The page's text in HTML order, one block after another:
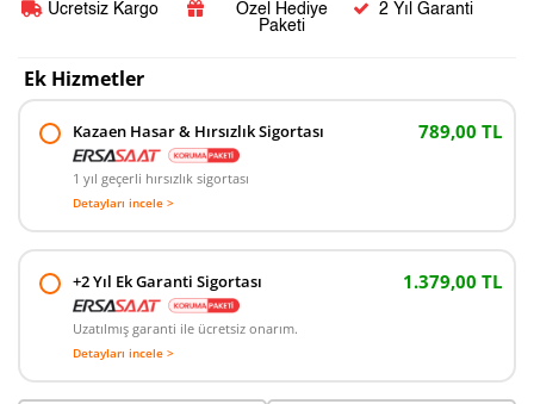
Ücretsiz Kargo
Özel Hediye
Paketi
2 Yıl Garanti
Ek Hizmetler
Kazaen Hasar & Hırsızlık Sigortası 789,00 TL
1 yıl geçerli hırsızlık sigortası
Detayları incele >
+2 Yıl Ek Garanti Sigortası 1.379,00 TL
Uzatılmış garanti ile ücretsiz onarım.
Detayları incele >